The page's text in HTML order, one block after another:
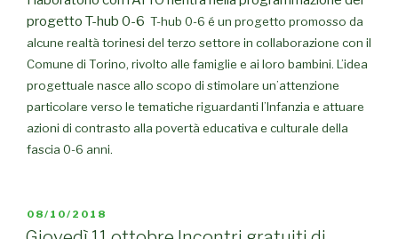
progetto T-hub 0-6 T-hub 0-6 é un progetto promosso da
alcune realtà torinesi del terzo settore in collaborazione con il
Comune di Torino, rivolto alle famiglie e ai loro bambini. L’idea
progettuale nasce allo scopo di stimolare un’attenzione
particolare verso le tematiche riguardanti l’Infanzia e attuare
azioni di contrasto alla povertà educativa e culturale della
fascia 0-6 anni.
PUBBLICATO
IL
08/10/2018